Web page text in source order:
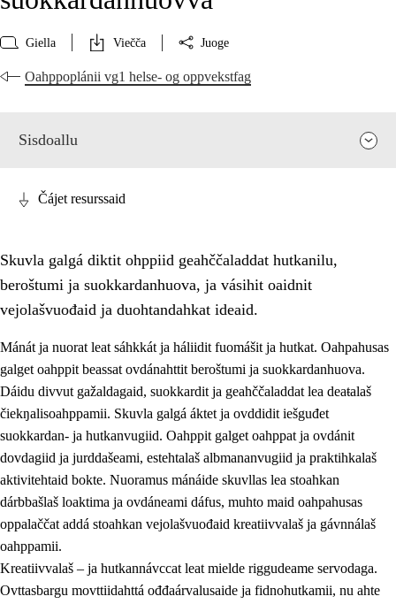
Giella Viečča Juoge
Oahppoplánii vg1 helse- og oppvekstfag
Sisdoallu
1. Oahpahusa árvovuođđu
1.1 Olmmošárvu
1.2 Identitehta ja kultuvrralaš girjáivuohta
1.3 Kritihkalaš jurddašeapmi ja ehtalaš diđolašvuohta
1.4 Hutkanillu, beroštupmi ja suokkardanhuovva
1.5
1.6 Demokratiija ja mielváikkuheapmi
Čájet resurssaid
Skuvla galgá diktit ohppiid geahččaladdat hutkanilu,
beroštumi ja suokkardanhuova, ja vásihit oaidnit
vejolašvuođaid ja duohtandahkat ideaid.
Mánát ja nuorat leat sáhkkát ja háliidit fuomášit ja hutkat. Oahpahusas
galget oahppit beassat ovdánahttit beroštumi ja suokkardanhuova.
Dáidu divvut gažaldagaid, suokkardit ja geahččaladdat lea deaŧalaš
čiekŋalisoahppamii. Skuvla galgá áktet ja ovddidit iešguđet
suokkardan- ja hutkanvugiid. Oahppit galget oahppat ja ovdánit
dovdagiid ja jurddašeami, estehtalaš albmananvugiid ja praktihkalaš
aktivitehtaid bokte. Nuoramus mánáide skuvllas lea stoahkan
dárbbašlaš loaktima ja ovdáneami dáfus, muhto maid oahpahusas
oppalaččat addá stoahkan vejolašvuođaid kreatiivvalaš ja gávnnálaš
oahppamii.
Kreatiivvalaš – ja hutkannávccat leat mielde riggudeame servodaga.
Ovttasbargu movttiidahttá ođđaárvalusaide ja fidnohutkamii, nu ahte